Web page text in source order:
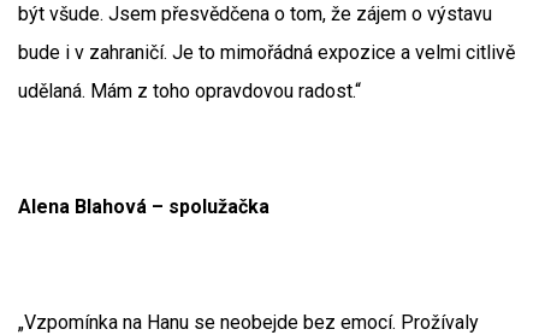
být všude. Jsem přesvědčena o tom, že zájem o výstavu
bude i v zahraničí. Je to mimořádná expozice a velmi citlivě
udělaná. Mám z toho opravdovou radost.“
Alena Blahová – spolužačka
„Vzpomínka na Hanu se neobejde bez emocí. Prožívaly